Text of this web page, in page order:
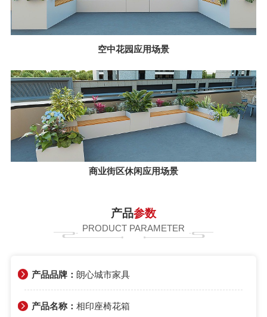
空中花园应用场景
商业街区休闲应用场景
产品参数
PRODUCT PARAMETER
产品品牌：朗心城市家具
产品名称：相印座椅花箱